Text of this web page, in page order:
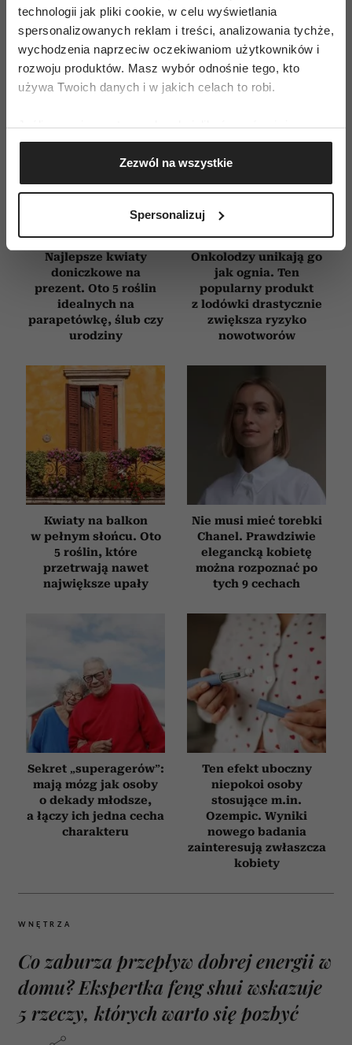
technologii jak pliki cookie, w celu wyświetlania
spersonalizowanych reklam i treści, analizowania tychże,
wychodzenia naprzeciw oczekiwaniom użytkowników i
rozwoju produktów. Masz wybór odnośnie tego, kto
używa Twoich danych i w jakich celach to robi.
Jeśli wyrazisz na to zgodę, chcielibyśmy również:
Gromadzić dane dotyczące Twojej lokalizacji
geograficznej z dokładnością nawet do kilku metrów
Identyfikować Twoje urządzenie, aktywnie
(fingerprinting, czyli wirtualny odcisk palca)
dane są przetwarzane oraz ustaw własne preferencje w
sekcji szczegółów
. W Deklaracji plików cookie możesz
zmienić lub wycofać swoją zgodę w dowolnej chwili.
Wykorzystujemy pliki cookie do spersonalizowania treści
analizować ruch w naszej witrynie. Informacje o tym, jak
korzystasz z naszej witryny, udostępniamy partnerom
społecznościowym, reklamowym i analitycznym.
Partnerzy mogą połączyć te informacje z innymi danymi
otrzymanymi od Ciebie lub uzyskanymi podczas
korzystania z ich usług.
Zezwól na wszystkie
Spersonalizuj
Najlepsze kwiaty
doniczkowe na
prezent. Oto 5 roślin
idealnych na
parapetówkę, ślub czy
urodziny
Onkolodzy unikają go
jak ognia. Ten
popularny produkt
z lodówki drastycznie
zwiększa ryzyko
nowotworów
Kwiaty na balkon
w pełnym słońcu. Oto
5 roślin, które
przetrwają nawet
największe upały
Nie musi mieć torebki
Chanel. Prawdziwie
elegancką kobietę
można rozpoznać po
tych 9 cechach
Sekret „superagerów”:
mają mózg jak osoby
o dekady młodsze,
a łączy ich jedna cecha
charakteru
Ten efekt uboczny
niepokoi osoby
stosujące m.in.
Ozempic. Wyniki
nowego badania
zainteresują zwłaszcza
kobiety
WNĘTRZA
Co zaburza przepływ dobrej energii w
domu? Ekspertka feng shui wskazuje
5 rzeczy, których warto się pozbyć